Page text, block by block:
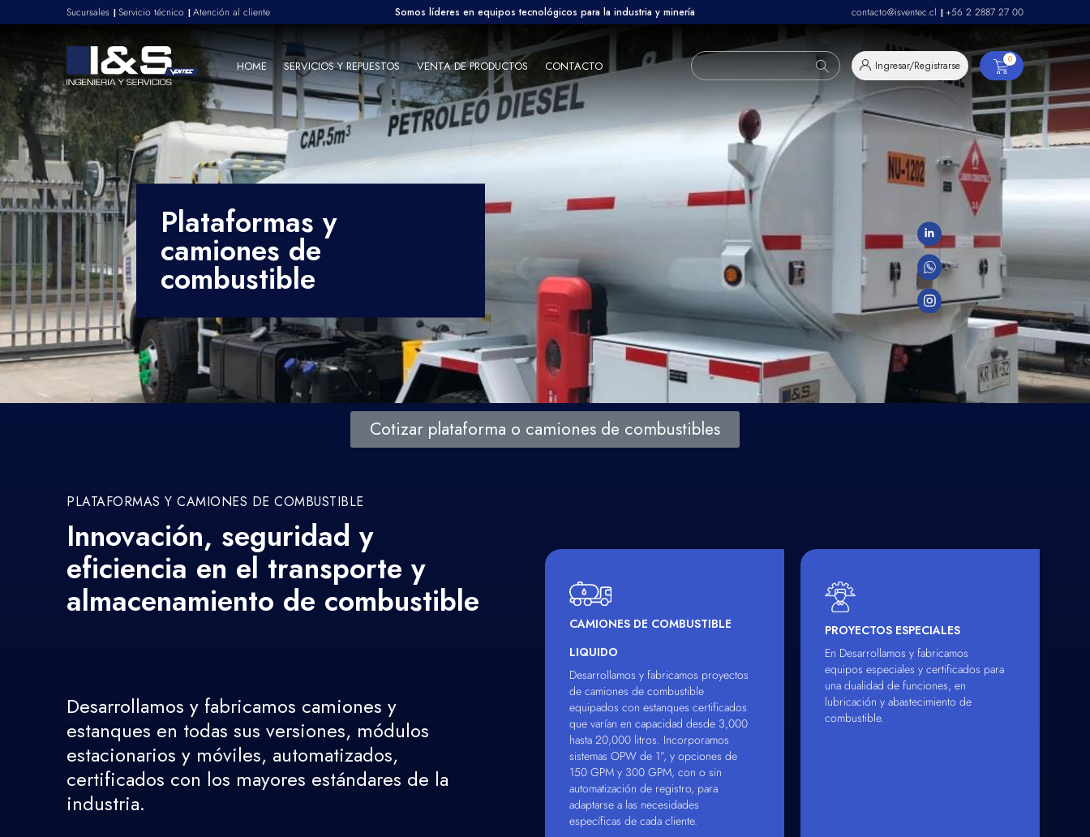
Sucursales |Servicio técnico |Atención al cliente Somos líderes en equipos tecnológicos para la industria y minería contacto@isventec.cl | +56 2 2887 27 00
HOME SERVICIOS Y REPUESTOS VENTA DE PRODUCTOS CONTACTO 0
Plataformas y
camiones de
combustible
Cotizar plataforma o camiones de combustibles
PLATAFORMAS Y CAMIONES DE COMBUSTIBLE
Innovación, seguridad y
eficiencia en el transporte y
almacenamiento de combustible
Desarrollamos y fabricamos camiones y
estanques en todas sus versiones, módulos
estacionarios y móviles, automatizados,
certificados con los mayores estándares de la
industria.
CAMIONES DE COMBUSTIBLE
LIQUIDO
Desarrollamos y fabricamos proyectos
de camiones de combustible
equipados con estanques certificados
que varían en capacidad desde 3,000
hasta 20,000 litros. Incorporamos
sistemas OPW de 1”, y opciones de
150 GPM y 300 GPM, con o sin
automatización de registro, para
adaptarse a las necesidades
específicas de cada cliente.
PROYECTOS ESPECIALES
En Desarrollamos y fabricamos
equipos especiales y certificados para
una dualidad de funciones, en
lubricación y abastecimiento de
combustible.